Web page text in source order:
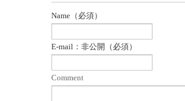
Name（必須）
E-mail：非公開（必須）
Comment